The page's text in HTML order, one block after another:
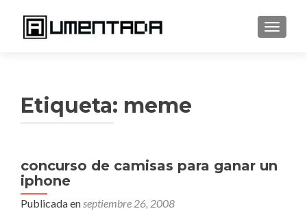
Etiqueta: meme
concurso de camisas para ganar un
iphone
Publicada enseptiembre 26, 2008